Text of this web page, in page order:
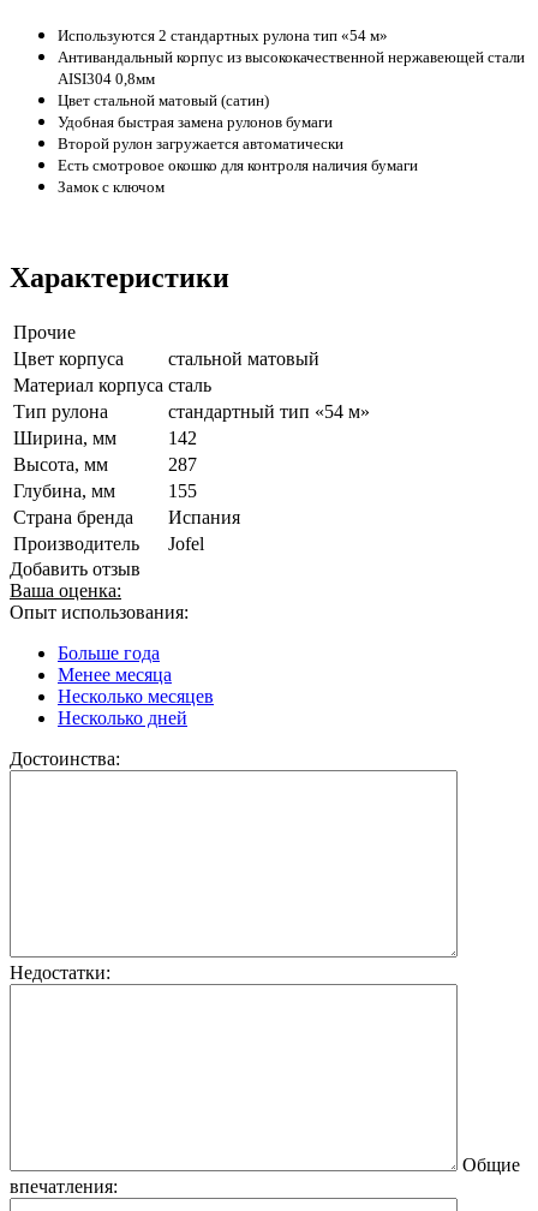
Используются 2 стандартных рулона тип «54 м»
Антивандальный корпус из высококачественной нержавеющей стали
AISI304 0,8мм
Цвет стальной матовый (сатин)
Удобная быстрая замена рулонов бумаги
Второй рулон загружается автоматически
Есть смотровое окошко для контроля наличия бумаги
Замок с ключом
Характеристики
Прочие
Цвет корпуса
стальной матовый
Материал корпуса сталь
Тип рулона
стандартный тип «54 м»
Ширина, мм
142
Высота, мм
287
Глубина, мм
155
Страна бренда
Испания
Производитель
Jofel
Добавить отзыв
Ваша оценка:
Опыт использования:
Больше года
Менее месяца
Несколько месяцев
Несколько дней
Достоинства:
Недостатки:
Общие
впечатления: